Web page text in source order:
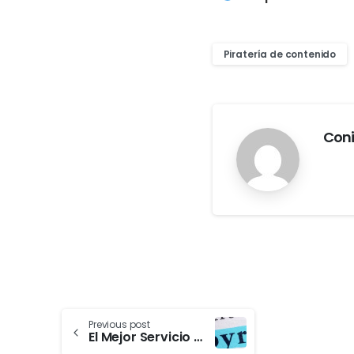
Piratería de contenido
Coni
Previous post
El Mejor Servicio de Eliminación DMCA para Creadores: Traqeer